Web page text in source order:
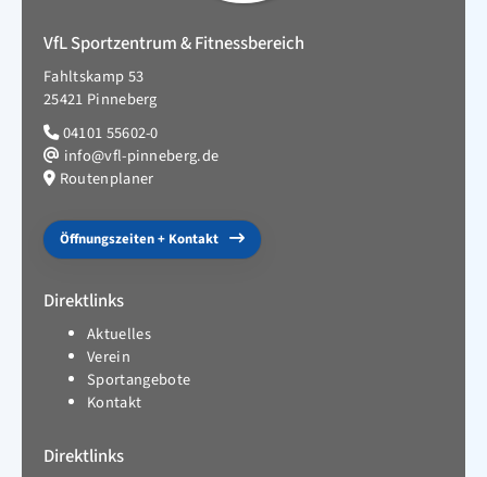
VfL Sportzentrum & Fitnessbereich
Fahltskamp 53
25421 Pinneberg
04101 55602-0
info@vfl-pinneberg.de
Routenplaner
Öffnungszeiten + Kontakt
Direktlinks
Aktuelles
Verein
Sportangebote
Kontakt
Direktlinks